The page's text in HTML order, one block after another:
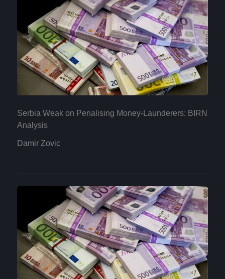
Serbia Weak on Penalising Money-Launderers: BIRN
Analysis
Damir Zovic